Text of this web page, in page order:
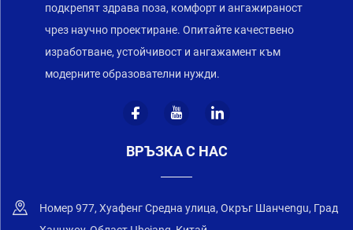
подкрепят здрава поза, комфорт и ангажираност
чрез научно проектиране. Опитайте качествено
изработване, устойчивост и ангажамент към
модерните образователни нужди.
ВРЪЗКА С НАС
Номер 977, Хуафенг Средна улица, Окръг Шанчengu, Град